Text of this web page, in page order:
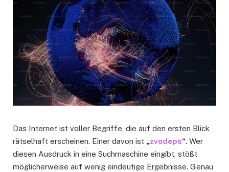
Das Internet ist voller Begriffe, die auf den ersten Blick
rätselhaft erscheinen. Einer davon ist „zvodeps“. Wer
diesen Ausdruck in eine Suchmaschine eingibt, stößt
möglicherweise auf wenig eindeutige Ergebnisse. Genau